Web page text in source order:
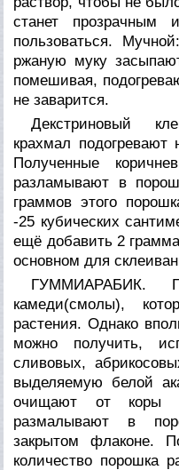
станет
пользоваться.
ржаную муку
помешивая,
не заварится.
Декстриновый
крахмал
Полученные
разламывают в
граммов этого
-25 кубических
ещё добавить 2
основном для
ГУММИАРАБИК.
камеди(смолы),
растения. Однако
можно получить,
сливовых,
выделяемую белой
очищают от коры
размалывают в
закрытом флаконе.
количество порошка